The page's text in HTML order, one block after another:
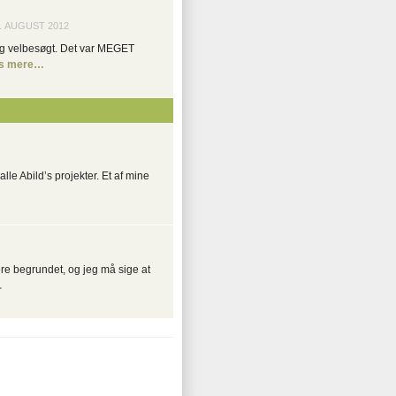
AUGUST 2012
Det var MEGET
mere…
Abild’s projekter. Et af mine
begrundet, og jeg må sige at